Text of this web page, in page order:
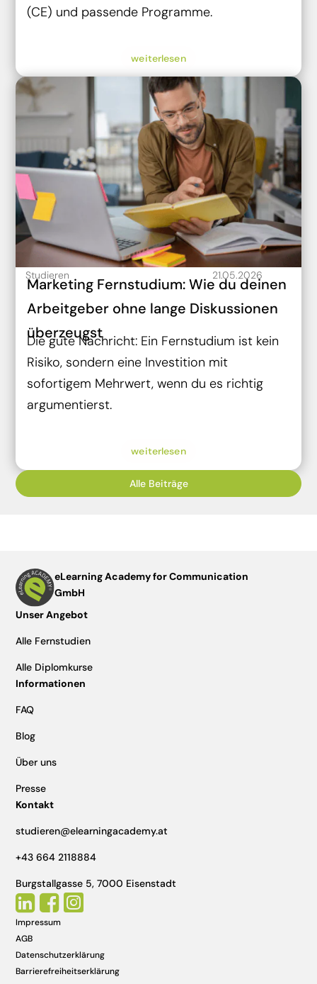
(CE) und passende Programme.
weiterlesen
Studieren 21.05.2026
Marketing Fernstudium: Wie du deinen
Arbeitgeber ohne lange Diskussionen
überzeugst
Die gute Nachricht: Ein Fernstudium ist kein
Risiko, sondern eine Investition mit
sofortigem Mehrwert, wenn du es richtig
argumentierst.
weiterlesen
Alle Beiträge
eLearning Academy for Communication
GmbH
Unser Angebot
Alle Fernstudien
Alle Diplomkurse
Informationen
FAQ
Blog
Über uns
Presse
Kontakt
studieren@elearningacademy.at
+43 664 2118884
Burgstallgasse 5, 7000 Eisenstadt
  
Impressum
AGB
Datenschutzerklärung
Barrierefreiheitserklärung